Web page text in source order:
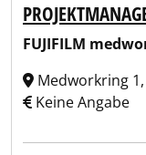
FUJIFILM
Medworkring
Keine Angabe